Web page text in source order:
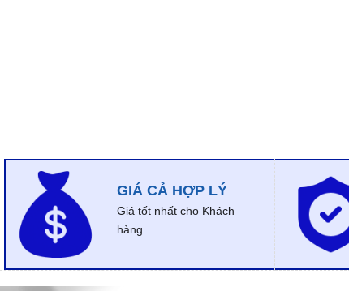
GIÁ CẢ HỢP LÝ
Giá tốt nhất cho Khách
hàng